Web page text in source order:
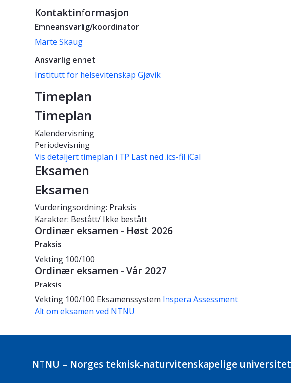
Kontaktinformasjon
Emneansvarlig/koordinator
Marte Skaug
Ansvarlig enhet
Institutt for helsevitenskap Gjøvik
Timeplan
Timeplan
Kalendervisning
Periodevisning
Vis detaljert timeplan i TP Last ned .ics-fil iCal
Eksamen
Eksamen
Vurderingsordning: Praksis
Karakter: Bestått/ Ikke bestått
Ordinær eksamen - Høst 2026
Praksis
Vekting 100/100
Ordinær eksamen - Vår 2027
Praksis
Vekting 100/100 Eksamenssystem Inspera Assessment
Alt om eksamen ved NTNU
NTNU – Norges teknisk-naturvitenskapelige universitet